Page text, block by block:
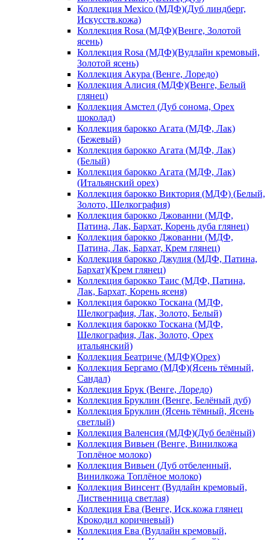
Коллекция Mexico (МДФ)(Дуб линдберг,
Искусств.кожа)
Коллекция Rosa (МДФ)(Венге, Золотой
ясень)
Коллекция Rosa (МДФ)(Вудлайн кремовый,
Золотой ясень)
Коллекция Акура (Венге, Лоредо)
Коллекция Алисия (МДФ)(Венге, Белый
глянец)
Коллекция Амстел (Дуб сонома, Орех
шоколад)
Коллекция барокко Агата (МДФ, Лак)
(Бежевый)
Коллекция барокко Агата (МДФ, Лак)
(Белый)
Коллекция барокко Агата (МДФ, Лак)
(Итальянский орех)
Коллекция барокко Виктория (МДФ) (Белый,
Золото, Шелкография)
Коллекция барокко Джованни (МДФ,
Патина, Лак, Бархат, Корень дуба глянец)
Коллекция барокко Джованни (МДФ,
Патина, Лак, Бархат, Крем глянец)
Коллекция барокко Джулия (МДФ, Патина,
Бархат)(Крем глянец)
Коллекция барокко Таис (МДФ, Патина,
Лак, Бархат, Корень ясеня)
Коллекция барокко Тоскана (МДФ,
Шелкография, Лак, Золото, Белый)
Коллекция барокко Тоскана (МДФ,
Шелкография, Лак, Золото, Орех
итальянский)
Коллекция Беатриче (МДФ)(Орех)
Коллекция Бергамо (МДФ)(Ясень тёмный,
Сандал)
Коллекция Брук (Венге, Лоредо)
Коллекция Бруклин (Венге, Белёный дуб)
Коллекция Бруклин (Ясень тёмный, Ясень
светлый)
Коллекция Валенсия (МДФ)(Дуб белёный)
Коллекция Вивьен (Венге, Винилкожа
Топлёное молоко)
Коллекция Вивьен (Дуб отбеленный,
Винилкожа Топлёное молоко)
Коллекция Винсент (Вудлайн кремовый,
Лиственница светлая)
Коллекция Ева (Венге, Иск.кожа глянец
Крокодил коричневый)
Коллекция Ева (Вудлайн кремовый,